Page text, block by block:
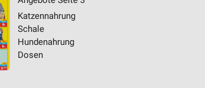
Katzennahrung
Schale
Hundenahrung
Dosen